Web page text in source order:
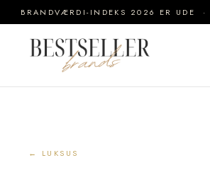
BRANDVÆRDI-INDEKS 2026 ER UDE ·
← LUKSUS